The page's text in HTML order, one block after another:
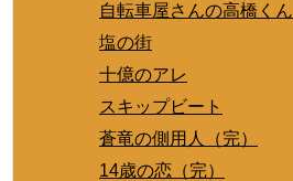
自転車屋さんの高橋くん
塩の街
十億のアレ
スキップビート
蒼竜の側用人（完）
14歳の恋（完）